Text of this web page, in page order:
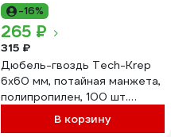
-16%
265 ₽
315 ₽
Дюбель-гвоздь Tech-Krep
6x60 мм, потайная манжета,
полипропилен, 100 шт.
В корзину